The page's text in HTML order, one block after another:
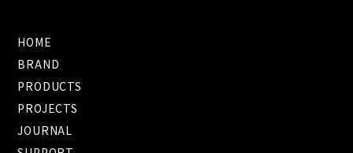
HOME
BRAND
PRODUCTS
PROJECTS
JOURNAL